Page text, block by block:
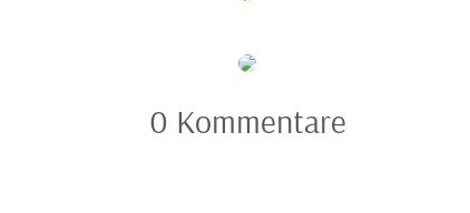
0 Kommentare